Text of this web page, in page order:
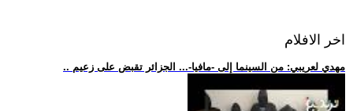
اخر الافلام
.. مهدي لعريبي: من السينما إلى -مافيا-... الجزائر تقبض على زعيم